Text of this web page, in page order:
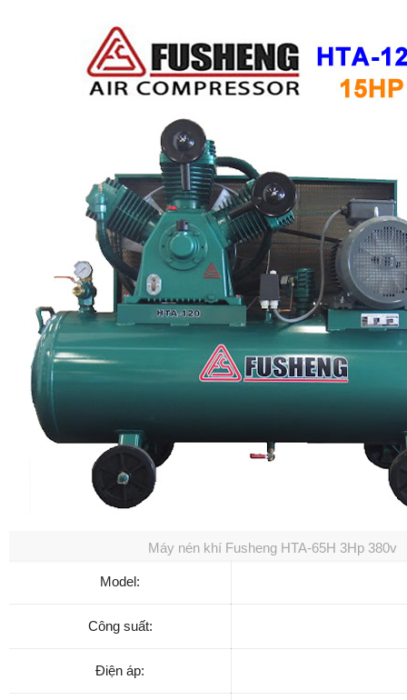
Máy nén khí Fusheng HTA-65H 3Hp 380v
Model:
Công suất:
Điện áp: